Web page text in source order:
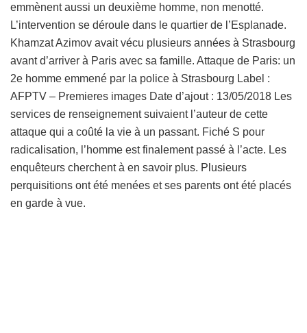
emmènent aussi un deuxième homme, non menotté.
L’intervention se déroule dans le quartier de l’Esplanade.
Khamzat Azimov avait vécu plusieurs années à Strasbourg
avant d’arriver à Paris avec sa famille. Attaque de Paris: un
2e homme emmené par la police à Strasbourg Label :
AFPTV – Premieres images Date d’ajout : 13/05/2018 Les
services de renseignement suivaient l’auteur de cette
attaque qui a coûté la vie à un passant. Fiché S pour
radicalisation, l’homme est finalement passé à l’acte. Les
enquêteurs cherchent à en savoir plus. Plusieurs
perquisitions ont été menées et ses parents ont été placés
en garde à vue.